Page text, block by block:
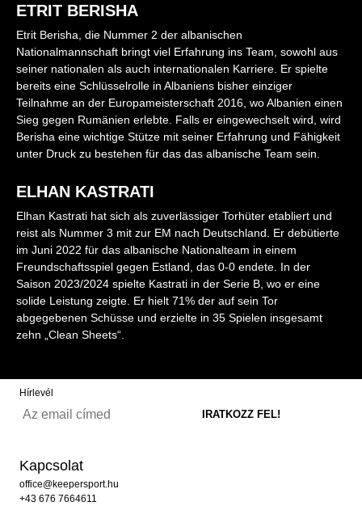
ETRIT BERISHA
Etrit Berisha, die Nummer 2 der albanischen
Nationalmannschaft bringt viel Erfahrung ins Team, sowohl aus
seiner nationalen als auch internationalen Karriere. Er spielte
bereits eine Schlüsselrolle in Albaniens bisher einziger
Teilnahme an der Europameisterschaft 2016, wo Albanien einen
Sieg gegen Rumänien erlebte​. Falls er eingewechselt wird, wird
Berisha eine wichtige Stütze mit seiner Erfahrung und Fähigkeit
unter Druck zu bestehen für das das albanische Team sein.
ELHAN KASTRATI
Elhan Kastrati hat sich als zuverlässiger Torhüter etabliert und
reist als Nummer 3 mit zur EM nach Deutschland. Er debütierte
im Juni 2022 für das albanische Nationalteam in einem
Freundschaftsspiel gegen Estland, das 0-0 endete. In der
Saison 2023/2024 spielte Kastrati in der Serie B, wo er eine
solide Leistung zeigte. Er hielt 71% der auf sein Tor
abgegebenen Schüsse und erzielte in 35 Spielen insgesamt
zehn „Clean Sheets“.
Hírlevél
Kapcsolat
office@keepersport.hu
+43 676 7664611